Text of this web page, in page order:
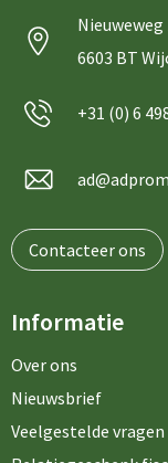
Nieuweweg
6603 BT
+31 (0) 6
Contacteer ons
Informatie
Over ons
Nieuwsbrief
Veelgestelde vragen